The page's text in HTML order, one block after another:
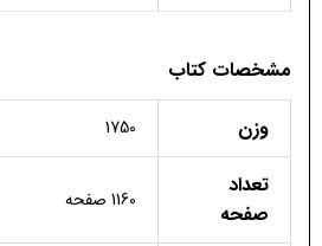
مشخصات کتاب
وزن
1750
تعداد
صفحه
1160 صفحه